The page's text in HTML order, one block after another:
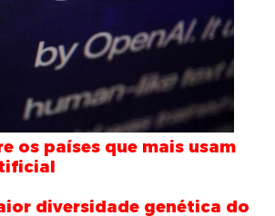
os países que mais usam
diversidade genética do